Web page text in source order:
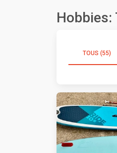
Hobbies:
TOUS (55)